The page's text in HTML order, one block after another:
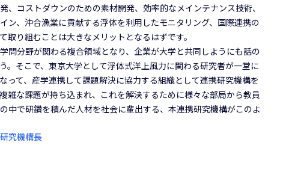
、コストダウンのための素材開発、効率的なメインテナンス技術、
ン、沖合漁業に貢献する浮体を利用したモニタリング、国際連携の
り組むことは大きなメリットとなるはずです。
問分野が関わる複合領域となり、企業が大学と共同しようにも話の
。そこで、東京大学として浮体式洋上風力に関わる研究者が一堂に
って、産学連携して課題解決に協力する組織として連携研究機構を
雑な課題が持ち込まれ、これを解決するために様々な部局から教員
中で研鑽を積んだ人材を社会に輩出する、本連携研究機構がこのよ
究機構長